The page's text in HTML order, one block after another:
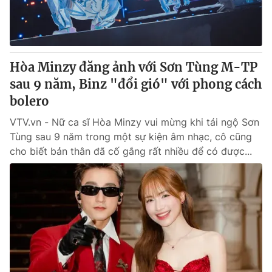
Thị trường 24h Tấm lòng Việt
VTV4
VTV8
Theo dõi báo trên
Cơ quan chủ quản:Đài Truyền hình Việt Nam
Cơ quan báo chí: Thời báo VTV
Hòa Minzy đăng ảnh với Sơn Tùng M-TP
sau 9 năm, Binz "đổi gió" với phong cách
bolero
VTV.vn - Nữ ca sĩ Hòa Minzy vui mừng khi tái ngộ Sơn
Tùng sau 9 năm trong một sự kiện âm nhạc, cô cũng
cho biết bản thân đã cố gắng rất nhiều để có được...